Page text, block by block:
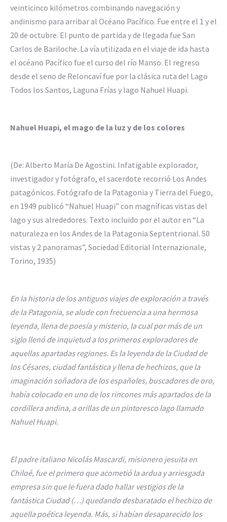
veinticinco kilómetros combinando navegación y
andinismo para arribar al Océano Pacífico. Fue entre el 1 y el
20 de octubre. El punto de partida y de llegada fue San
Carlos de Bariloche. La vía utilizada en el viaje de ida hasta
el océano Pacífico fue el curso del río Manso. El regreso
desde el seno de Reloncaví fue por la clásica ruta del Lago
Todos los Santos, Laguna Frías y lago Nahuel Huapi.
Nahuel Huapi, el mago de la luz y de los colores
(De: Alberto María De Agostini. Infatigable explorador,
investigador y fotógrafo, el sacerdote recorrió Los Andes
patagónicos. Fotógrafo de la Patagonia y Tierra del Fuego,
en 1949 publicó “Nahuel Huapi” con magníficas vistas del
lago y sus alrededores. Texto incluido por el autor en “La
naturaleza en los Andes de la Patagonia Septentrional. 50
vistas y 2 panoramas”, Sociedad Editorial Internazionale,
Torino, 1935)
En la historia de los antiguos viajes de exploración a través
de la Patagonia, se alude con frecuencia a una hermosa
leyenda, llena de poesía y misterio, la cual por más de un
siglo llenó de inquietud a los primeros exploradores de
aquellas apartadas regiones. Es la leyenda de la Ciudad de
los Césares, ciudad fantástica y llena de hechizos, que la
imaginación soñadora de los españoles, buscadores de oro,
había colocado en uno de los rincones más apartados de la
cordillera andina, a orillas de un pintoresco lago llamado
Nahuel Huapi.
El padre italiano Nicolás Mascardi, misionero jesuita en
Chiloé, fue el primero que acometió la ardua y arriesgada
empresa sin que le fuera dado hallar vestigios de la
fantástica Ciudad (…) quedando desbaratado el hechizo de
aquella poética leyenda. Más, si habían desaparecido los